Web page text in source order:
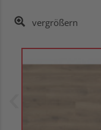
vergrößern